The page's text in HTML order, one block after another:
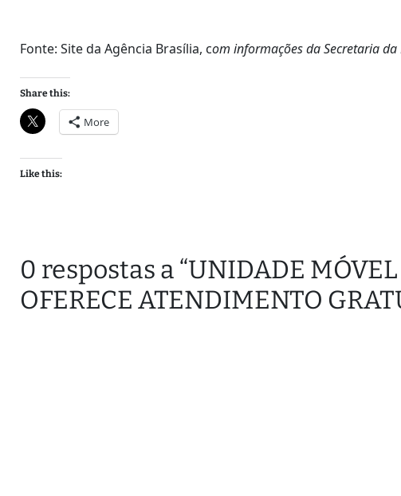
Fonte: Site da Agência Brasília, com informações da Secretaria da
Share this:
More
Like this:
0 respostas a “UNIDADE
OFERECE ATENDIMENTO